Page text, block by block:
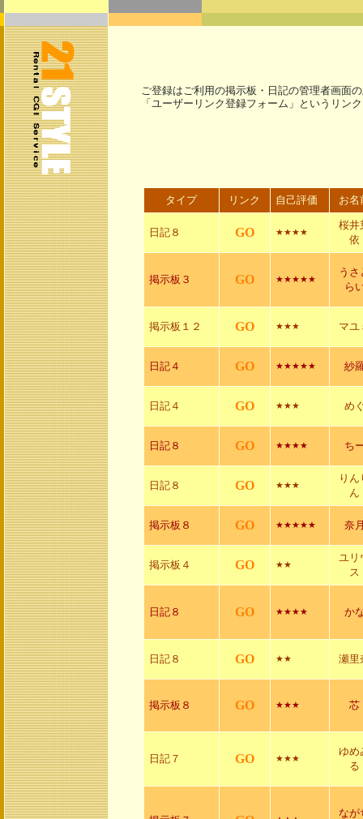
ご登録はご利用の掲示板・日記の管理者画面
「ユーザーリンク登録フォーム」というリン
タイプ リンク 自己評価 お名
日記８ GO ★★★★
桜井
依
掲示板３ GO ★★★★★
うさ
ら
掲示板１２ GO ★★★ マユ
日記４ GO ★★★★★ 紗
日記４ GO ★★★ め
日記８ GO ★★★★ ち
日記８ GO ★★★
りん
ん
掲示板８ GO ★★★★★ 奈
掲示板４ GO ★★
ユリ
ス
日記８ GO ★★★★ か
日記８ GO ★★ 瀬里
掲示板８ GO ★★★ 芯
日記７ GO ★★★
ゆめ
る
なが